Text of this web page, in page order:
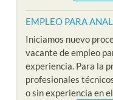
EMPLEO PARA
Iniciamos nuevo
vacante de empleo
experiencia. Para la
profesionales
o sin experiencia en